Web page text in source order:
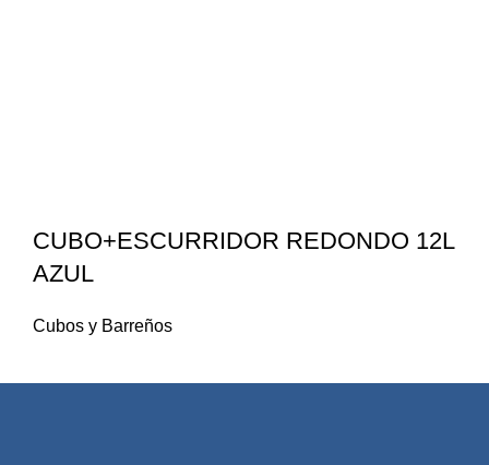
CUBO+ESCURRIDOR REDONDO 12L
AZUL
Cubos y Barreños